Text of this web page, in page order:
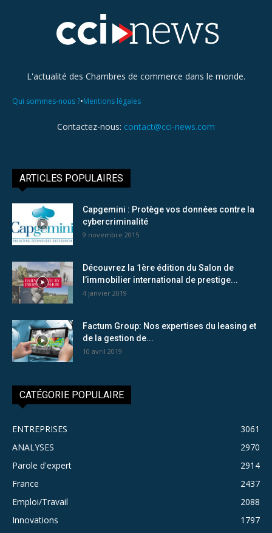
L'actualité des Chambres de commerce dans le monde.
Qui sommes-nous ?•Mentions légales
Contactez-nous: contact@cci-news.com
ARTICLES POPULAIRES
Capgemini : Protège vos données contre la
cybercriminalité
9 novembre 2015
Découvrez la 1ère édition du Salon de
l’immobilier international de prestige...
4 janvier 2019
Factum Group: Nos expertises du leasing et
de la gestion de...
10 avril 2019
CATÉGORIE POPULAIRE
ENTREPRISES
3061
ANALYSES
2970
Parole d'expert
2914
France
2437
Emploi/Travail
2088
Innovations
1797